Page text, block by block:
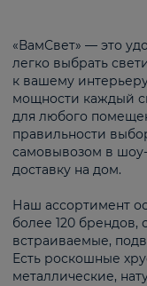
«ВамСвет» — это
легко выбрать
к вашему
мощности каждый
для любого
правильности
самовывозом в
доставку на дом.
Наш ассортимент
более 120 брендов,
встраиваемые,
Есть роскошные
металлические,